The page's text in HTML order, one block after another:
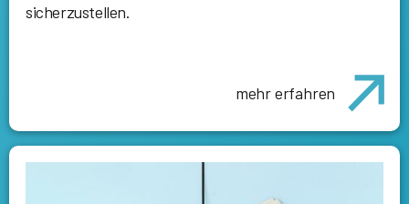
sicherzustellen.
mehr erfahren